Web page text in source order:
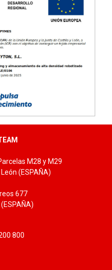
M28 y M29
(ESPAÑA)
677
800